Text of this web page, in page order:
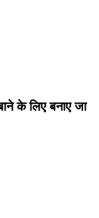
के लिए बनाए जा